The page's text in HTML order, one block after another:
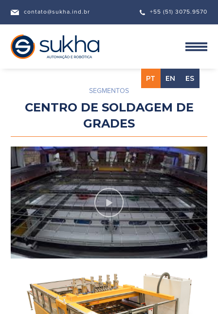
contato@sukha.ind.br +55 (51) 3075.9570
PT EN ES
SEGMENTOS
CENTRO DE SOLDAGEM DE
GRADES